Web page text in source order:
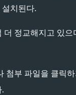
치된다.
더 정교해지고 있
첨부 파일을 클릭